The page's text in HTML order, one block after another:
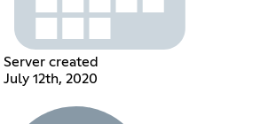
Server created
July 12th, 2020